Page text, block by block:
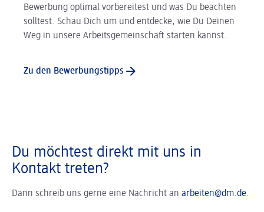
Bewerbung optimal vorbereitest und was Du beachten
solltest. Schau Dich um und entdecke, wie Du Deinen
Weg in unsere Arbeitsgemeinschaft starten kannst.
Zu den Bewerbungstipps
Du möchtest direkt mit uns in
Kontakt treten?
Dann schreib uns gerne eine Nachricht an arbeiten@dm.de.